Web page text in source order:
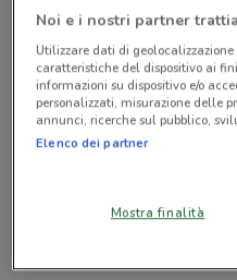
©
Via Beverino - (Uscita
Angolo Torrevecchia)
Noi e i nostri partner
Utilizzare dati di
caratteristiche del dispositivo ai
informazioni su dispositivo e/o
personalizzati, misurazione delle
annunci, ricerche sul pubblico,
Elenco dei partner
Mostra finalità